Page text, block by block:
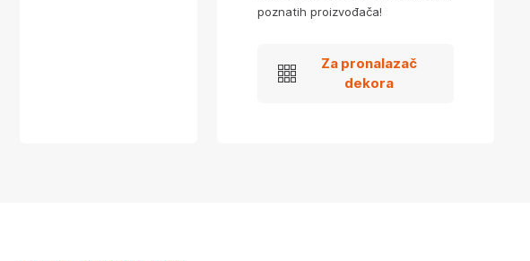
poznatih proizvođača!
Za pronalazač
dekora